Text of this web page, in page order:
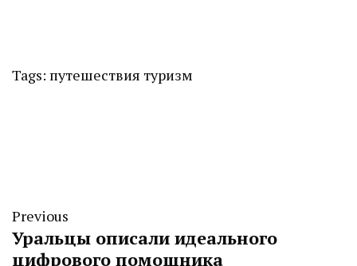
Tags: путешествия туризм
Previous
Уральцы описали идеального
цифрового помощника